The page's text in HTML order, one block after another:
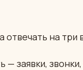
на три
— заявки,